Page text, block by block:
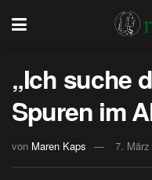
„Ich suche
Spuren im
von Maren Kaps 7.